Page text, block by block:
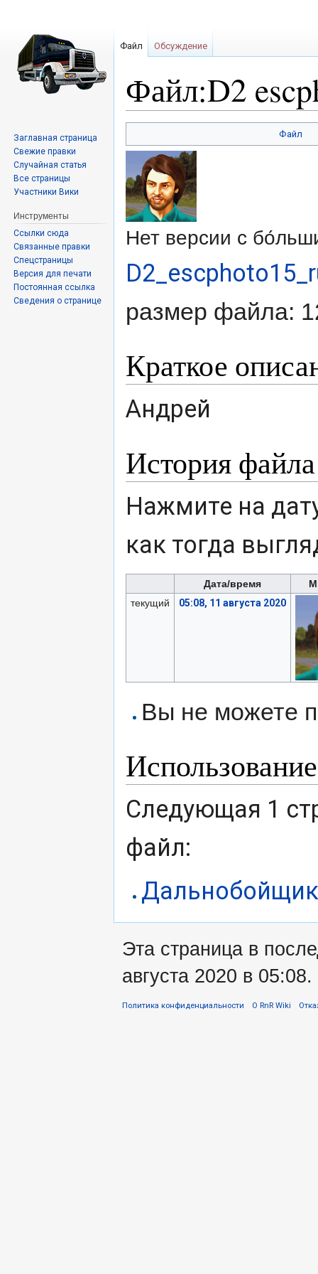
Файл:D2
к
навигации
к
поиску
Файл
Нет версии с
размер файла:
Краткое
Андрей
История файла
Нажмите на
как тогда
Дата/время
текущий
05:08, 11 августа 2020
Вы не можете
Следующая 1
файл:
Файл Обсуждение
Заглавная страница
Свежие правки
Случайная статья
Все страницы
Участники Вики
Инструменты
Ссылки сюда
Связанные правки
Спецстраницы
Версия для печати
Постоянная ссылка
Сведения о странице
Эта страница в
августа 2020 в 05:08.
Политика конфиденциальности О RnR Wiki